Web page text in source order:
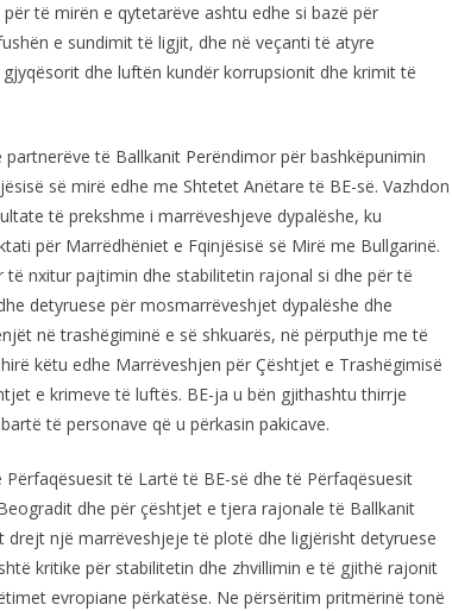
të mirën e qytetarëve ashtu edhe si bazë për
e sundimit të ligjit, dhe në veçanti të atyre
dhe luftën kundër korrupsionit dhe krimit të
të Ballkanit Perëndimor për bashkëpunimin
së mirë edhe me Shtetet Anëtare të BE-së. Vazhdon
të prekshme i marrëveshjeve dypalëshe, ku
për Marrëdhëniet e Fqinjësisë së Mirë me Bullgarinë.
nxitur pajtimin dhe stabilitetin rajonal si dhe për të
detyruese për mosmarrëveshjet dypalëshe dhe
në trashëgiminë e së shkuarës, në përputhje me të
këtu edhe Marrëveshjen për Çështjet e Trashëgimisë
e krimeve të luftës. BE-ja u bën gjithashtu thirrje
të personave që u përkasin pakicave.
të Lartë të BE-së dhe të Përfaqësuesit
dhe për çështjet e tjera rajonale të Ballkanit
një marrëveshjeje të plotë dhe ligjërisht detyruese
kritike për stabilitetin dhe zhvillimin e të gjithë rajonit
evropiane përkatëse. Ne përsëritim pritmërinë tonë